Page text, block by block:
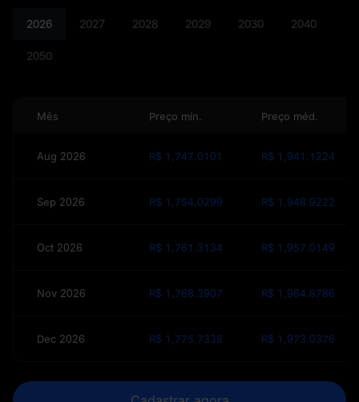
2026 2027 2028 2029 2030 2040
2050
Mês Preço mín. Preço méd.
Aug 2026 R$ 1,747.0101 R$ 1,941.1224
Sep 2026 R$ 1,754.0299 R$ 1,948.9222
Oct 2026 R$ 1,761.3134 R$ 1,957.0149
Nov 2026 R$ 1,768.3907 R$ 1,964.8786
Dec 2026 R$ 1,775.7338 R$ 1,973.0376